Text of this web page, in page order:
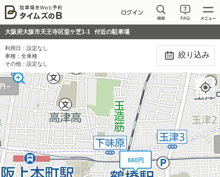
大阪府大阪市天王寺区堂ケ芝1-1 付近の駐車場
利用日： 設定なし
車種： 全車種
その他： 設定なし
絞り込み
～
1,050円
660円